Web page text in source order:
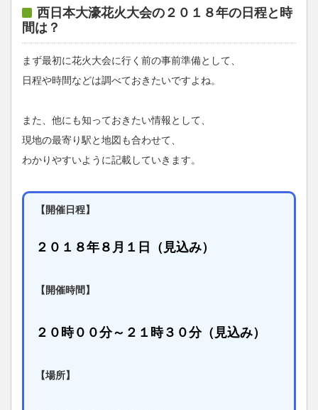
西日本大濠花火大会の２０１８年の日程と時
間は？
まず最初に花火大会に行く前の事前準備として、
日程や時間などは調べておきたいですよね。
また、他にも知っておきたい情報として、
現地の最寄り駅と地図も合わせて、
わかりやすいように記載していきます。
【開催日程】
２０１８年８月１日（見込み）
【開催時間】
２０時００分～２１時３０分（見込み）
【場所】